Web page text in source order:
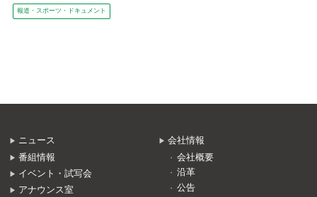
報道・スポーツ・ドキュメント
ニュース
番組情報
イベント・試写会
アナウンス室
会社情報
会社概要
沿革
公告